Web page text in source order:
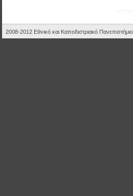
2008-2012 Εθνικό και Καποδιστριακό